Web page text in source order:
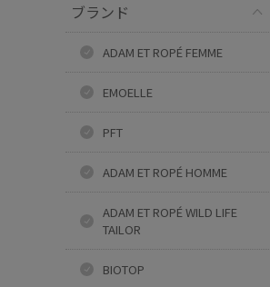
ブランド
ADAM ET ROPÉ FEMME
EMOELLE
PFT
ADAM ET ROPÉ HOMME
ADAM ET ROPÉ WILD LIFE
TAILOR
BIOTOP